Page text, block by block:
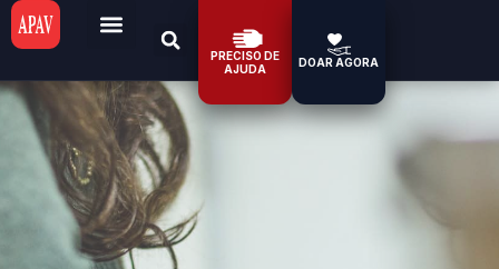
PRECISO DE
AJUDA
DOAR AGORA